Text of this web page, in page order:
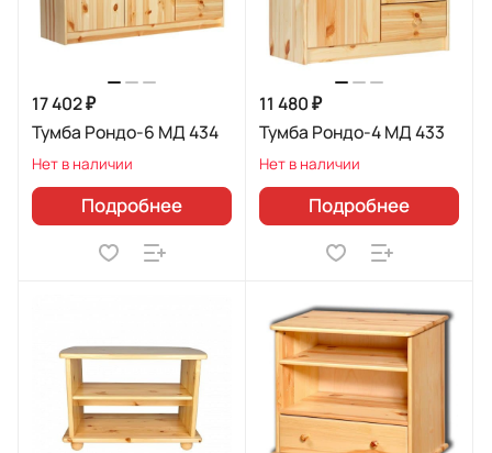
17 402 ₽
Тумба Рондо-6 МД 434
Нет в наличии
Подробнее
11 480 ₽
Тумба Рондо-4 МД 433
Нет в наличии
Подробнее